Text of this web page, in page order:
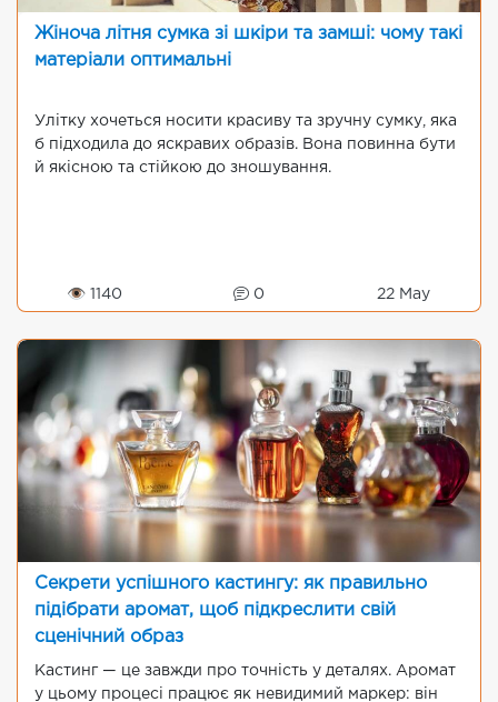
Жіноча літня сумка зі шкіри та замші: чому такі
матеріали оптимальні
Улітку хочеться носити красиву та зручну сумку, яка
б підходила до яскравих образів. Вона повинна бути
й якісною та стійкою до зношування.
👁 1140 0 22 May
Секрети успішного кастингу: як правильно
підібрати аромат, щоб підкреслити свій
сценічний образ
Кастинг — це завжди про точність у деталях. Аромат
у цьому процесі працює як невидимий маркер: він